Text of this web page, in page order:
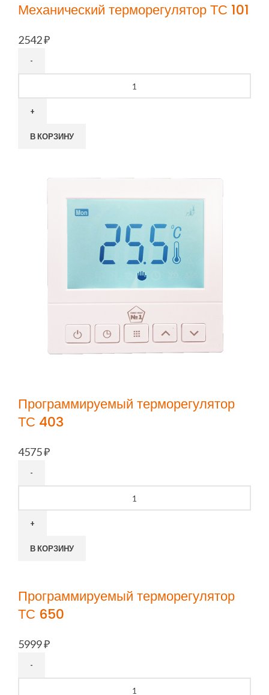
Механический терморегулятор ТС 101
2542₽
В КОРЗИНУ
Программируемый терморегулятор
ТС 403
4575₽
В КОРЗИНУ
Программируемый терморегулятор
ТС 650
5999₽